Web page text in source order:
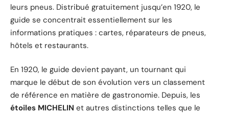
leurs pneus. Distribué gratuitement jusqu’en 1920, le
guide se concentrait essentiellement sur les
informations pratiques : cartes, réparateurs de pneus,
hôtels et restaurants.
En 1920, le guide devient payant, un tournant qui
marque le début de son évolution vers un classement
de référence en matière de gastronomie. Depuis, les
étoiles MICHELIN et autres distinctions telles que le